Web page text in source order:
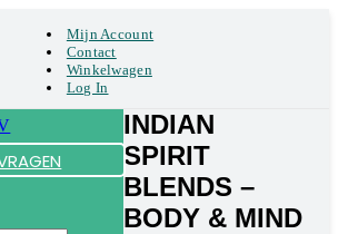
Mijn Account
Contact
Winkelwagen
Log In
INDIAN
SPIRIT
BLENDS –
BODY & MIND